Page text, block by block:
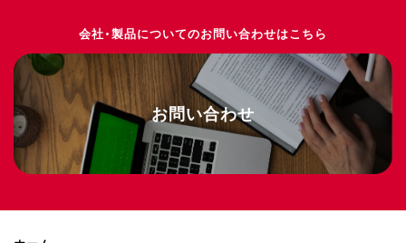
会社・製品についてのお問い合わせはこちら
お問い合わせ